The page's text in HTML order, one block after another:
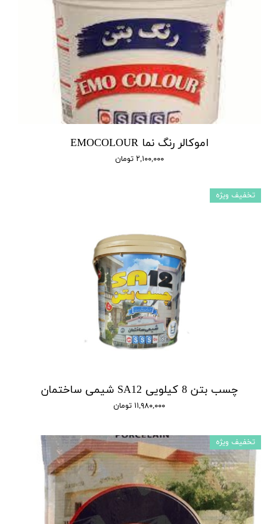
اموکالر رنگ نما EMOCOLOUR
۲,۱۰۰,۰۰۰ تومان
چسب بتن 8 کیلویی SA12 شیمی ساختمان
۱۱,۹۸۰,۰۰۰ تومان
تخفیف ویژه
تخفیف ویژه